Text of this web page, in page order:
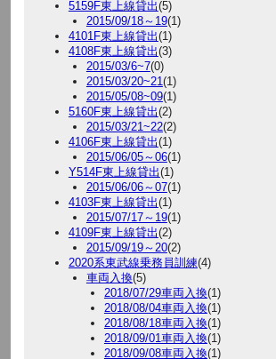
5159F東上線貸出(5)
2015/09/18～19(1)
4101F東上線貸出(1)
4108F東上線貸出(3)
2015/03/6~7(0)
2015/03/20~21 (1)
2015/05/08~09(1)
5160F東上線貸出(2)
2015/03/21~22(2)
4106F東上線貸出(1)
2015/06/05～06(1)
Y514F東上線貸出(1)
2015/06/06～07(1)
4103F東上線貸出(1)
2015/07/17～19(1)
4109F東上線貸出(2)
2015/09/19～20(2)
2020系東武線乗務員訓練(4)
車両入換(5)
2018/07/29車両入換(1)
2018/08/04車両入換(1)
2018/08/18車両入換(1)
2018/09/01車両入換(1)
2018/09/08車両入換(1)